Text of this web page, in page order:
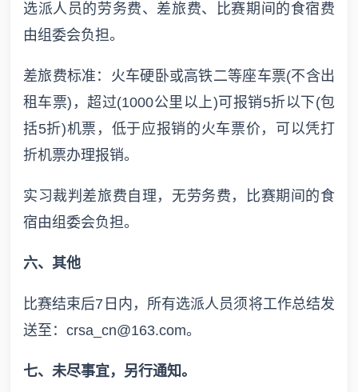
选派人员的劳务费、差旅费、比赛期间的食宿费
由组委会负担。
差旅费标准：火车硬卧或高铁二等座车票(不含出
租车票)，超过(1000公里以上)可报销5折以下(包
括5折)机票，低于应报销的火车票价，可以凭打
折机票办理报销。
实习裁判差旅费自理，无劳务费，比赛期间的食
宿由组委会负担。
六、其他
比赛结束后7日内，所有选派人员须将工作总结发
送至：crsa_cn@163.com。
七、未尽事宜，另行通知。